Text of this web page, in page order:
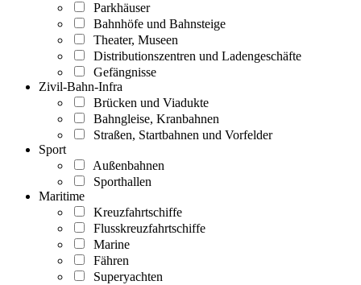
Parkhäuser
Bahnhöfe und Bahnsteige
Theater, Museen
Distributionszentren und Ladengeschäfte
Gefängnisse
Zivil-Bahn-Infra
Brücken und Viadukte
Bahngleise, Kranbahnen
Straßen, Startbahnen und Vorfelder
Sport
Außenbahnen
Sporthallen
Maritime
Kreuzfahrtschiffe
Flusskreuzfahrtschiffe
Marine
Fähren
Superyachten